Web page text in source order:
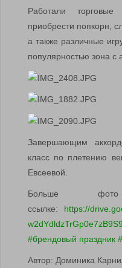
Работали
приобрести попкорн,
а также различные
популярностью зона с
Завершающим
класс по плетению
Евсеевой.
Больше
ссылке: https://
#брендовый праздник
Автор: Доминика